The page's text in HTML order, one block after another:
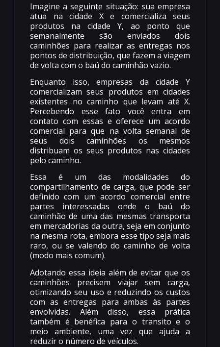
Imagine a seguinte situação: sua empresa
atua na cidade X e comercializa seus
produtos na cidade Y, ao ponto que
semanalmente são enviados dois
caminhões para realizar as entregas nos
pontos de distribuição, que fazem a viagem
de volta com o baú do caminhão vazio.
Enquanto isso, empresas da cidade Y
comercializam seus produtos em cidades
existentes no caminho que levam até X.
Percebendo esse fato você entra em
contato com essas e oferece um acordo
comercial para que na volta semanal de
seus dois caminhões os mesmos
distribuam os seus produtos nas cidades
pelo caminho.
Essa é um das modalidades do
compartilhamento de carga, que pode ser
definido com um acordo comercial entre
partes interessadas onde o baú do
caminhão de uma das mesmas transporta
em mercadorias da outra, seja em conjunto
na mesma rota, embora esse tipo seja mais
raro, ou se valendo do caminho de volta
(modo mais comum).
Adotando essa ideia além de evitar que os
caminhões precisem viajar sem carga,
otimizando seu uso e reduzindo os custos
com as entregas para ambas às partes
envolvidas. Além disso, essa prática
também é benéfica para o transito e o
meio ambiente, uma vez que ajuda a
reduzir o número de veículos.